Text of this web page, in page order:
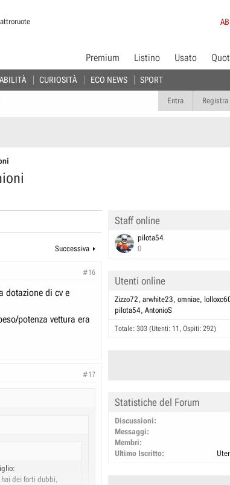
CURIOSITÀ ECO NEWS SPORT
Premium Listino Usato
Entra Registra
Successiva
#16
dotazione di cv e
potenza vettura era
#17
dei forti dubbi,
Staff online
pilota54
0
Utenti online
Zizzo72 arwhite23 omniae
pilota54 AntonioS
Totale: 303 (Utenti: 11, Ospiti: 292)
Statistiche del Forum
Discussioni
Messaggi
Membri
Ultimo Iscritto